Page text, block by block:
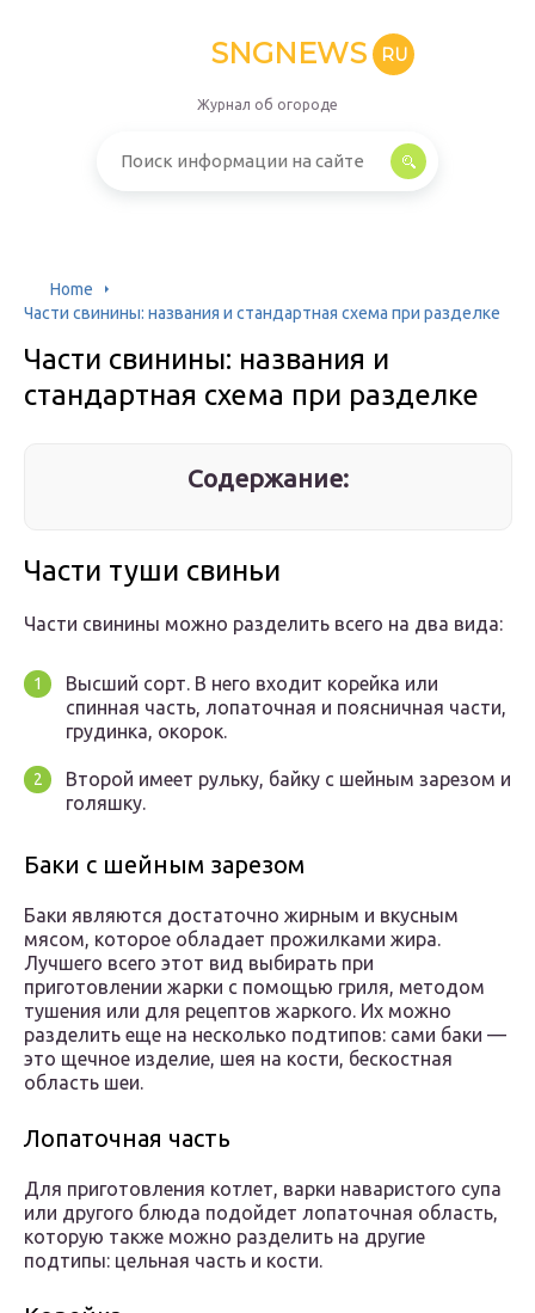
SNGNEWS RU
Журнал об огороде
Home
Части свинины: названия и стандартная схема при разделке
Части свинины: названия и
стандартная схема при разделке
Содержание:
Части туши свиньи
Части свинины можно разделить всего на два вида:
Высший сорт. В него входит корейка или
спинная часть, лопаточная и поясничная части,
грудинка, окорок.
Второй имеет рульку, байку с шейным зарезом и
голяшку.
Баки с шейным зарезом
Баки являются достаточно жирным и вкусным
мясом, которое обладает прожилками жира.
Лучшего всего этот вид выбирать при
приготовлении жарки с помощью гриля, методом
тушения или для рецептов жаркого. Их можно
разделить еще на несколько подтипов: сами баки —
это щечное изделие, шея на кости, бескостная
область шеи.
Лопаточная часть
Для приготовления котлет, варки наваристого супа
или другого блюда подойдет лопаточная область,
которую также можно разделить на другие
подтипы: цельная часть и кости.